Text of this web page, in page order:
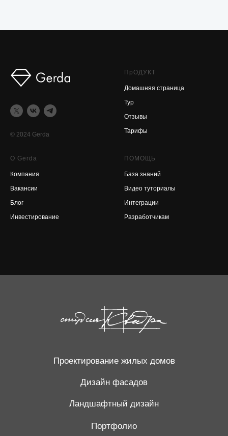
© 2024 Gerda
ПрОДУКТ
Домашняя страница
Тур
Отзывы
Тарифы
О Gerda
Компания
Вакансии
Блог
Инвестирование
ПОМОЩЬ
База знаний
Видео туториалы
Интеграции
Разработчикам